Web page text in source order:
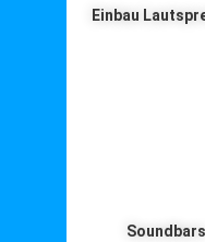
Einbau
Soundbars